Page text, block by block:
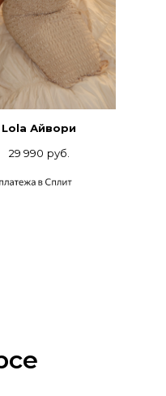
Lola Айвори
29 990 руб.